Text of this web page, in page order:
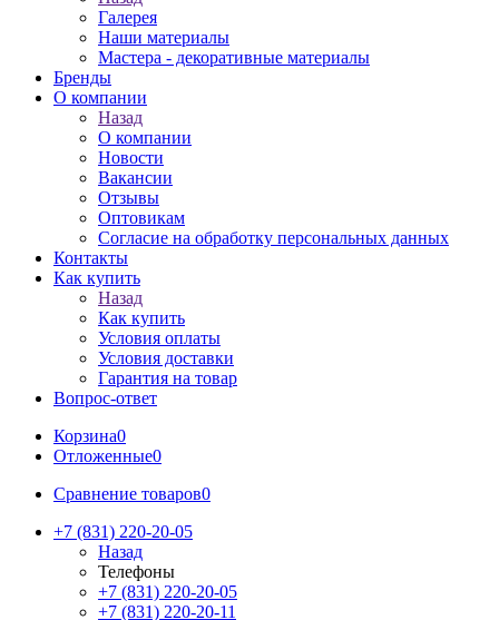
Галерея
Наши материалы
Мастера - декоративные материалы
Бренды
О компании
Назад
О компании
Новости
Вакансии
Отзывы
Оптовикам
Cогласие на обработку персональных данных
Контакты
Как купить
Назад
Как купить
Условия оплаты
Условия доставки
Гарантия на товар
Вопрос-ответ
Корзина0
Отложенные0
Сравнение товаров0
+7 (831) 220-20-05
Назад
Телефоны
+7 (831) 220-20-05
+7 (831) 220-20-11